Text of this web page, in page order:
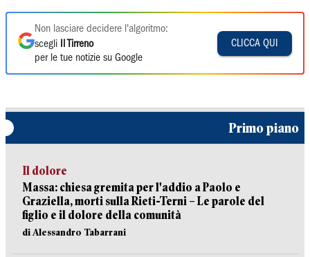
Non lasciare decidere l'algoritmo:
scegli
Il Tirreno
per le tue notizie su Google
CLICCA QUI
Primo piano
Il dolore
Massa: chiesa gremita per l'addio a Paolo e
Graziella, morti sulla Rieti-Terni – Le parole del
figlio e il dolore della comunità
di Alessandro Tabarrani